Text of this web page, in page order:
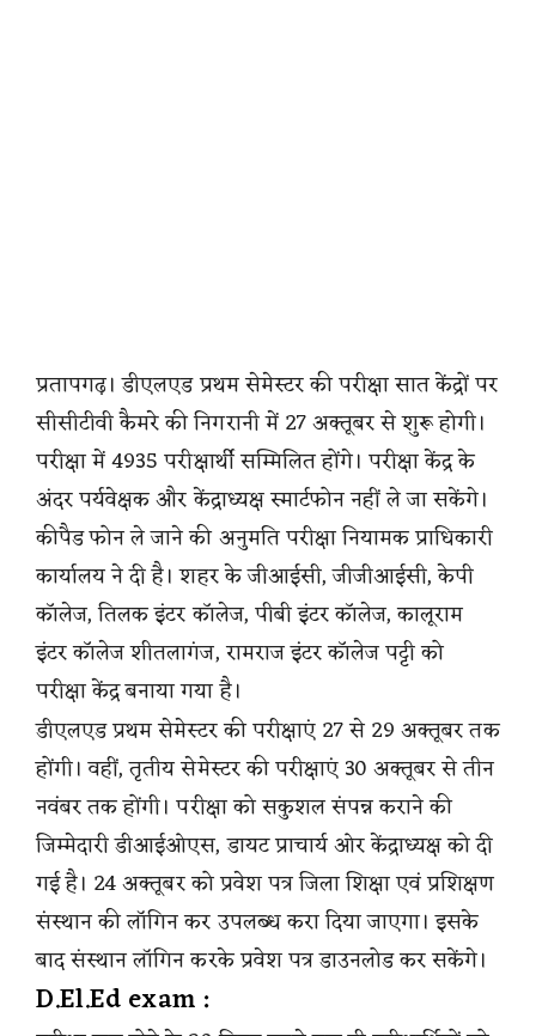
प्रतापगढ़। डीएलएड प्रथम सेमेस्टर की परीक्षा सात केंद्रों पर
सीसीटीवी कैमरे की निगरानी में 27 अक्तूबर से शुरू होगी।
परीक्षा में 4935 परीक्षार्थी सम्मिलित होंगे। परीक्षा केंद्र के
अंदर पर्यवेक्षक और केंद्राध्यक्ष स्मार्टफोन नहीं ले जा सकेंगे।
कीपैड फोन ले जाने की अनुमति परीक्षा नियामक प्राधिकारी
कार्यालय ने दी है। शहर के जीआईसी, जीजीआईसी, केपी
कॉलेज, तिलक इंटर कॉलेज, पीबी इंटर कॉलेज, कालूराम
इंटर कॉलेज शीतलागंज, रामराज इंटर कॉलेज पट्टी को
परीक्षा केंद्र बनाया गया है।
डीएलएड प्रथम सेमेस्टर की परीक्षाएं 27 से 29 अक्तूबर तक
होंगी। वहीं, तृतीय सेमेस्टर की परीक्षाएं 30 अक्तूबर से तीन
नवंबर तक होंगी। परीक्षा को सकुशल संपन्न कराने की
जिम्मेदारी डीआईओएस, डायट प्राचार्य ओर केंद्राध्यक्ष को दी
गई है। 24 अक्तूबर को प्रवेश पत्र जिला शिक्षा एवं प्रशिक्षण
संस्थान की लॉगिन कर उपलब्ध करा दिया जाएगा। इसके
बाद संस्थान लॉगिन करके प्रवेश पत्र डाउनलोड कर सकेंगे।
D.El.Ed exam :